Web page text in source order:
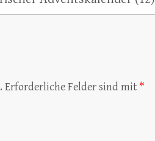
Erforderliche Felder sind mit *